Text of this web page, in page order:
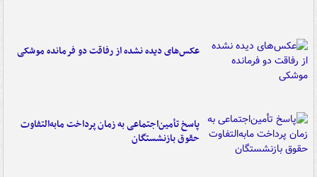
عکس‌های دیده نشده از رفاقت دو فرمانده‌ موشکی
پاسخ تأمین‌اجتماعی به زمان پرداخت مابه‌التفاوت
حقوق بازنشستگان